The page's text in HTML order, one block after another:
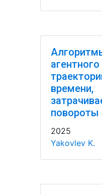
времени,
повороты
2025
Yakovlev K.